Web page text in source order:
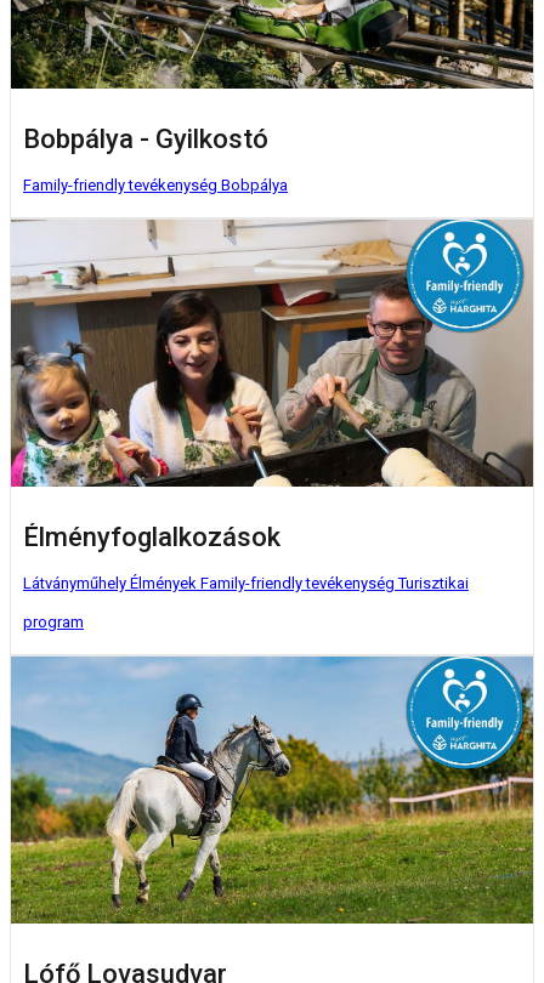
Bobpálya - Gyilkostó
Family-friendly tevékenység Bobpálya
Élményfoglalkozások
Látványműhely Élmények Family-friendly tevékenységTurisztikai
program
Lófő Lovasudvar